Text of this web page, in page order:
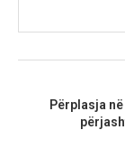
Përplasja